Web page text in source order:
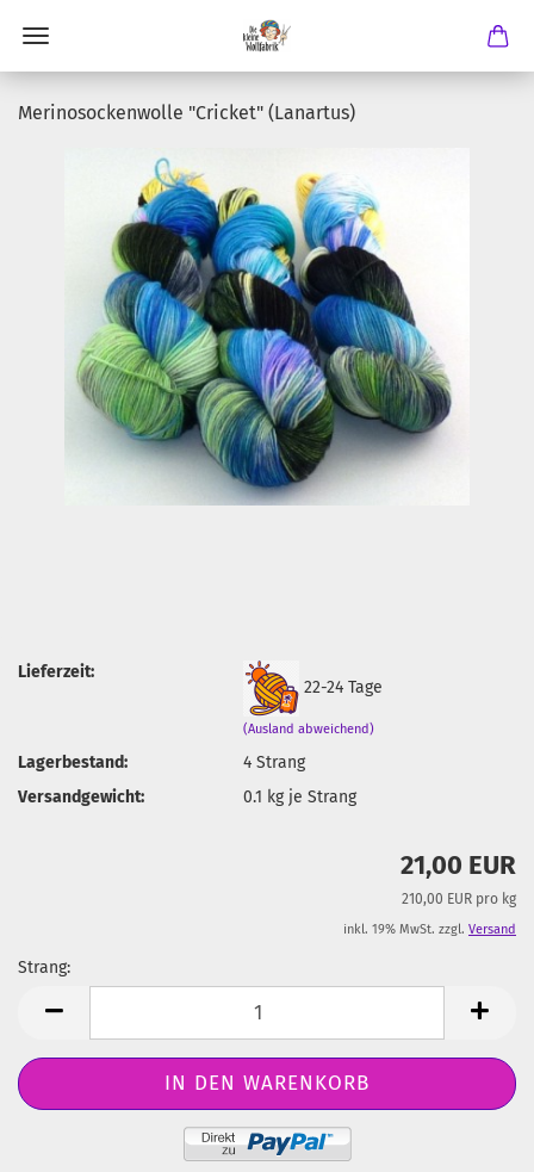
Merinosockenwolle "Cricket" (Lanartus)
Lieferzeit:
22-24 Tage
(Ausland abweichend)
Lagerbestand: 4Strang
Versandgewicht:
0.1 kg je Strang
21,00 EUR
210,00 EUR pro kg
inkl. 19% MwSt. zzgl. Versand
Strang: